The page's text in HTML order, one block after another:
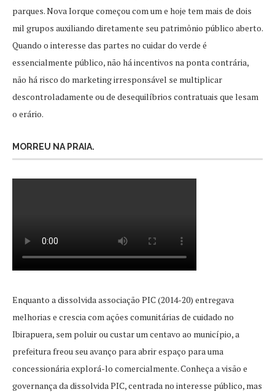
parques. Nova Iorque começou com um e hoje tem mais de dois
mil grupos auxiliando diretamente seu patrimônio público aberto.
Quando o interesse das partes no cuidar do verde é
essencialmente público, não há incentivos na ponta contrária,
não há risco do marketing irresponsável se multiplicar
descontroladamente ou de desequilíbrios contratuais que lesam
o erário.
MORREU NA PRAIA.
Enquanto a dissolvida associação PIC (2014-20) entregava
melhorias e crescia com ações comunitárias de cuidado no
Ibirapuera, sem poluir ou custar um centavo ao município, a
prefeitura freou seu avanço para abrir espaço para uma
concessionária explorá-lo comercialmente. Conheça a visão e
governança da dissolvida PIC, centrada no interesse público, mas